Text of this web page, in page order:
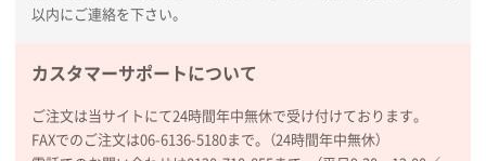
山口県P社様
③1枚
希望の商品の取り扱いがあったので
以内にご連絡を下さい。
カスタマーサポートについて
ご注文は当サイトにて24時間年中無休で受け付けております。
FAXでのご注文は06-6136-5180まで。（24時間年中無休）